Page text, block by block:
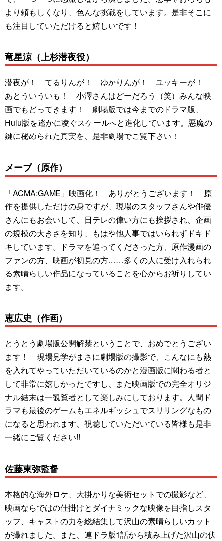
より頼もしくなり、色んな挑戦をしています。是非そこに
も注目していただけると嬉しいです！
竜星涼（上杉潜夜役）
潜夜が！ てるりんが！ ゆかりんが！ ユッキーが！
あとういういも！ 小澤さんはどーだろう（笑）みんな映
画でもどってきます！ 劇場版では今までのドラマ版、
Hulu版を遙かに凌ぐスケールへと進化しています。悪魔の
鍵に秘められた真実を、是非劇場でご覧下さい！
メーブ（原作）
「ACMA:GAME」映画化！ ありがとうございます！ 原
作を提供しただけの身ですが、現場のスタッフさんや俳優
さんにもお会いして、日テレの偉い方にも挨拶され、企画
の規模の大きさを知り、もはや他人事ではいられずドキド
キしています。ドラマを追ってくださった方、原作漫画の
ファンの方、映画が初見の方……多くの人に受け入れられ
る素晴らしい作品になっていることを心からお祈りしてい
ます。
恵広史（作画）
とうとう劇場版公開解禁ということで、おめでとうござい
ます！ 現場見学がまさに劇場版の撮影で、こんなにも熱
を入れてやっていただいているのかと漫画版に関わる者と
して非常に嬉しかったですし、また映画版での完全オリジ
ナル結末は一観覧者として楽しみにしております。人間ド
ラマも最後のゲームもエネルギッシュでスリリングなもの
になると思われます、視聴していただいている皆様も是非
一緒にご覧ください!!
佐藤東弥監督
本格的な海外ロケ、大掛かりな美術セットでの撮影など、
映画ならではの仕掛けとダイナミックな映像を目指しスタ
ッフ、キャストの力を総結集して沢山の素晴らしいカット
が撮れました。また、連ドラ版1話から積み上げた沢山の伏